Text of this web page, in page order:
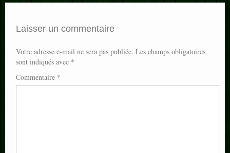
Laisser un commentaire
Votre adresse e-mail ne sera pas publiée. Les champs obligatoires
sont indiqués avec *
Commentaire *